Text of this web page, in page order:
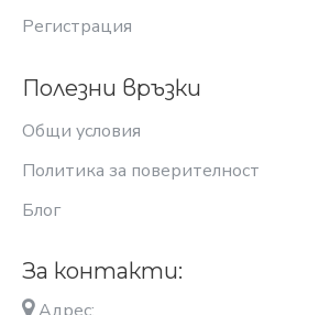
Регистрация
Полезни връзки
Общи условия
Политика за поверителност
Блог
За контакти: